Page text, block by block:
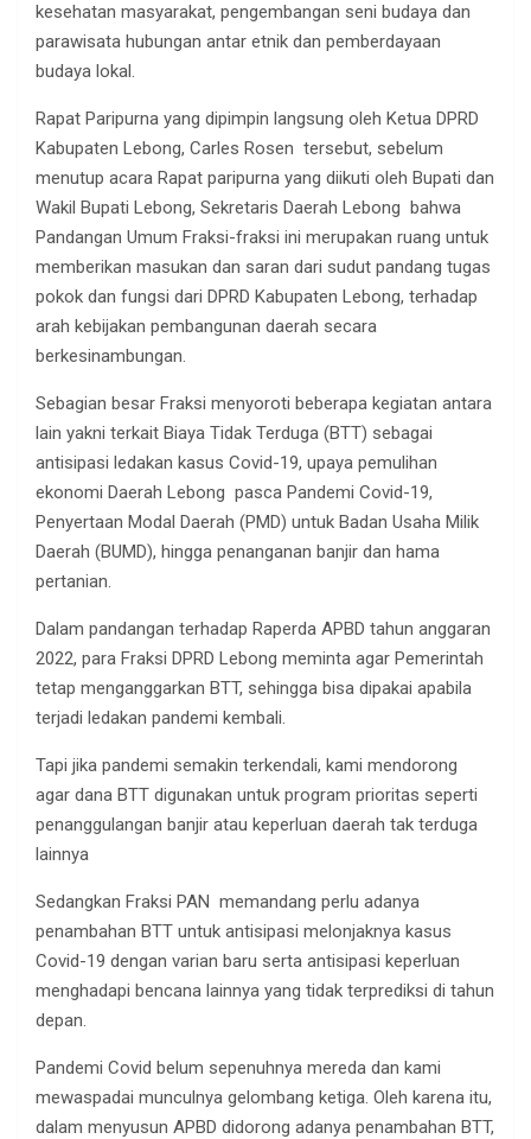
kesehatan masyarakat, pengembangan seni budaya dan
parawisata hubungan antar etnik dan pemberdayaan
budaya lokal.
Rapat Paripurna yang dipimpin langsung oleh Ketua DPRD
Kabupaten Lebong, Carles Rosen tersebut, sebelum
menutup acara Rapat paripurna yang diikuti oleh Bupati dan
Wakil Bupati Lebong, Sekretaris Daerah Lebong bahwa
Pandangan Umum Fraksi-fraksi ini merupakan ruang untuk
memberikan masukan dan saran dari sudut pandang tugas
pokok dan fungsi dari DPRD Kabupaten Lebong, terhadap
arah kebijakan pembangunan daerah secara
berkesinambungan.
Sebagian besar Fraksi menyoroti beberapa kegiatan antara
lain yakni terkait Biaya Tidak Terduga (BTT) sebagai
antisipasi ledakan kasus Covid-19, upaya pemulihan
ekonomi Daerah Lebong pasca Pandemi Covid-19,
Penyertaan Modal Daerah (PMD) untuk Badan Usaha Milik
Daerah (BUMD), hingga penanganan banjir dan hama
pertanian.
Dalam pandangan terhadap Raperda APBD tahun anggaran
2022, para Fraksi DPRD Lebong meminta agar Pemerintah
tetap menganggarkan BTT, sehingga bisa dipakai apabila
terjadi ledakan pandemi kembali.
Tapi jika pandemi semakin terkendali, kami mendorong
agar dana BTT digunakan untuk program prioritas seperti
penanggulangan banjir atau keperluan daerah tak terduga
lainnya
Sedangkan Fraksi PAN memandang perlu adanya
penambahan BTT untuk antisipasi melonjaknya kasus
Covid-19 dengan varian baru serta antisipasi keperluan
menghadapi bencana lainnya yang tidak terprediksi di tahun
depan.
Pandemi Covid belum sepenuhnya mereda dan kami
mewaspadai munculnya gelombang ketiga. Oleh karena itu,
dalam menyusun APBD didorong adanya penambahan BTT,